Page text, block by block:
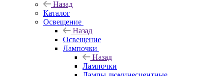
Назад
Каталог
Освещение
Назад
Освещение
Лампочки
Назад
Лампочки